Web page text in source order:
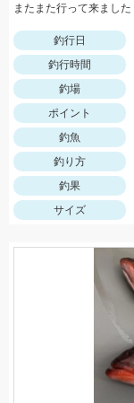
釣行日
釣行時間
釣場
ポイント
釣魚
釣り方
釣果
サイズ